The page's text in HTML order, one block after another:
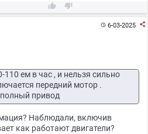
 
6-03-2025 
110 ем в час , и нельзя сильно
передний мотор .
привод
Наблюдали, включив
как работают двигатели?